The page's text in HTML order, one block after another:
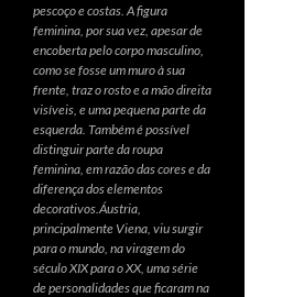
pescoço e costas. A figura
feminina, por sua vez, apesar de
encoberta pelo corpo masculino,
como se fosse um muro à sua
frente, traz o rosto e a mão direita
visíveis, e uma pequena parte da
esquerda. Também é possível
distinguir parte da roupa
feminina, em razão das cores e da
diferença dos elementos
decorativos.Áustria,
principalmente Viena, viu surgir
para o mundo, na viragem do
século XIX para o XX, uma série
de personalidades que ficaram na